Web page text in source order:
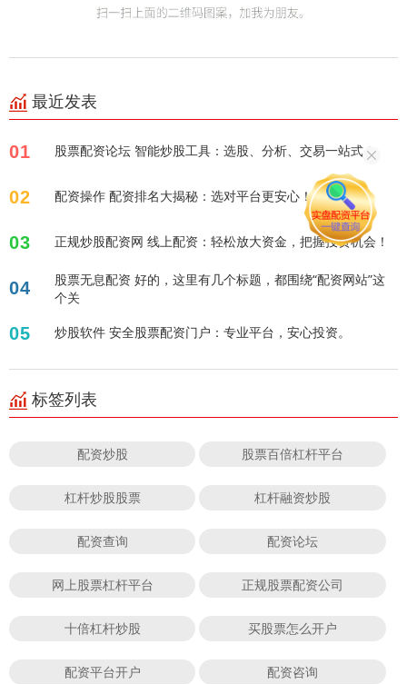
最近发表
01 股票配资论坛 智能炒股工具：选股、分析、交易一站式！
02 配资操作 配资排名大揭秘：选对平台更安心！
03 正规炒股配资网 线上配资：轻松放大资金，把握投资机会！
04
股票无息配资 好的，这里有几个标题，都围绕“配资网站”这
个关
05 炒股软件 安全股票配资门户：专业平台，安心投资。
标签列表
配资炒股 股票百倍杠杆平台
杠杆炒股股票 杠杆融资炒股
配资查询 配资论坛
网上股票杠杆平台 正规股票配资公司
十倍杠杆炒股 买股票怎么开户
配资平台开户 配资咨询